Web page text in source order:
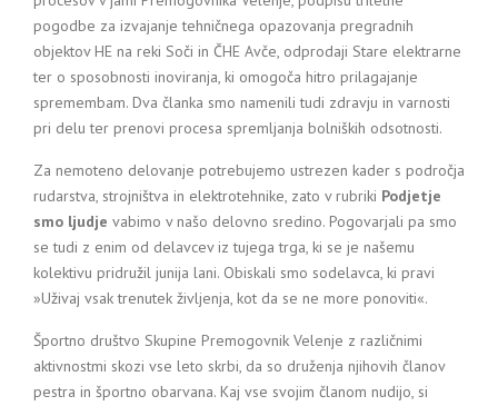
pogodbe za izvajanje tehničnega opazovanja pregradnih
objektov HE na reki Soči in ČHE Avče, odprodaji Stare elektrarne
ter o sposobnosti inoviranja, ki omogoča hitro prilagajanje
spremembam. Dva članka smo namenili tudi zdravju in varnosti
pri delu ter prenovi procesa spremljanja bolniških odsotnosti.
Za nemoteno delovanje potrebujemo ustrezen kader s področja
rudarstva, strojništva in elektrotehnike, zato v rubriki Podjetje
smo ljudje vabimo v našo delovno sredino. Pogovarjali pa smo
se tudi z enim od delavcev iz tujega trga, ki se je našemu
kolektivu pridružil junija lani. Obiskali smo sodelavca, ki pravi
»Uživaj vsak trenutek življenja, kot da se ne more ponoviti«.
Športno društvo Skupine Premogovnik Velenje z različnimi
aktivnostmi skozi vse leto skrbi, da so druženja njihovih članov
pestra in športno obarvana. Kaj vse svojim članom nudijo, si